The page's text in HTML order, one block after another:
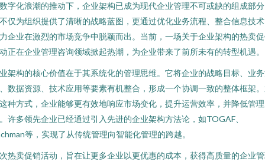
字化浪潮的推动下，企业架构已成为现代企业管理不可或缺的组成部
仅为组织提供了清晰的战略蓝图，更通过优化业务流程、整合信息技
企业在激烈的市场竞争中脱颖而出。当前，一场关于企业架构的热卖
正在企业管理咨询领域掀起热潮，为企业带来了前所未有的转型机遇。
架构的核心价值在于其系统化的管理思维。它将企业的战略目标、业
数据资源、技术应用等要素有机整合，形成一个协调一致的整体框架
种方式，企业能够更有效地响应市场变化，提升运营效率，并降低管
许多领先企业已经通过引入先进的企业架构方法论，如TOGAF、
等，实现了从传统管理向智能化管理的跨越。
热卖促销活动，旨在让更多企业以更优惠的成本，获得高质量的企业